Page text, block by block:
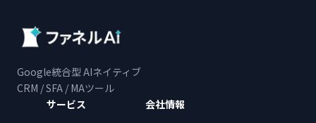
Google統合型 AIネイティブ
CRM / SFA / MAツール
サービス
会社情報